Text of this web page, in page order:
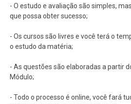
- O estudo e avaliação são simples,
que possa obter sucesso;
- Os cursos são livres e você terá o
o estudo da matéria;
- As questões são elaboradas a partir
Módulo;
- Todo o processo é online, você fará